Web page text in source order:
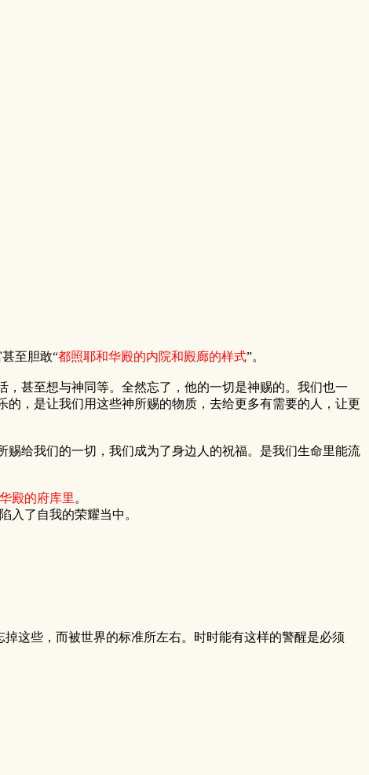
至胆敢“都照耶和华殿的内院和殿廊的样式”。
甚至想与神同等。全然忘了，他的一切是神赐的。我们也一
，是让我们用这些神所赐的物质，去给更多有需要的人，让更
给我们的一切，我们成为了身边人的祝福。是我们生命里能流
殿的府库里 。
入了自我的荣耀当中。
这些，而被世界的标准所左右。时时能有这样的警醒是必须